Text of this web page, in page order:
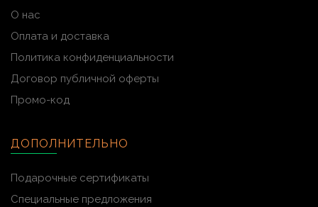
О нас
Оплата и доставка
Политика конфиденциальности
Договор публичной оферты
Промо-код
ДОПОЛНИТЕЛЬНО
Подарочные сертификаты
Специальные предложения